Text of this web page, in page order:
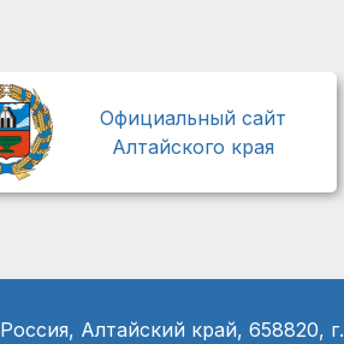
Официальный сайт
Алтайского края
Россия, Алтайский край, 658820, г.